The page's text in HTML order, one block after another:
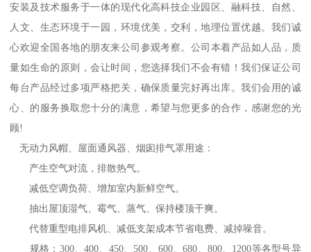
安装及技术服务于一体的现代化高科技企业园区、融科技、自然、
人文、生态环境于一园，环境优美，交利，地理位置优越。我们诚
心欢迎全国各地的朋友来公司参观考察。公司本着产品如人品，质
量如生命的原则，会让时间，您选择我们不会有错！我们保证公司
每台产品经过多项严格把关，确保质量完好再出库。我们会用的诚
心、的服务换取您十分的满意，希望与您更多的合作，感谢您的光
顾!
无动力风帽、屋面通风器、烟囱排气罩用途：
产生空气对流，排散热气。
减低空调负荷、增加室内新鲜空气。
抽出屋顶湿气、霉气、蒸气、保持楼顶干爽。
代替重型电排风机、减低支架成本节省电费、减掉噪音。
规格：300、400、450、500、600、680、800、1200等各型号异